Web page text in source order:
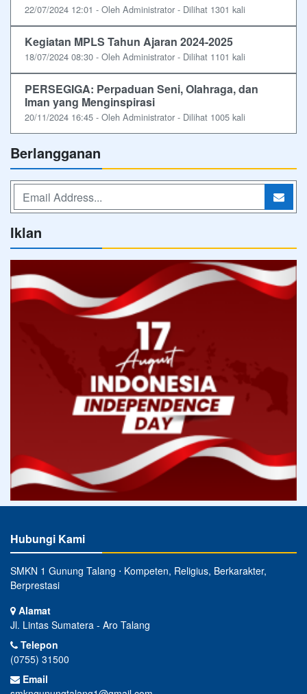
22/07/2024 12:01 - Oleh Administrator - Dilihat 1301 kali
Kegiatan MPLS Tahun Ajaran 2024-2025
18/07/2024 08:30 - Oleh Administrator - Dilihat 1101 kali
PERSEGIGA: Perpaduan Seni, Olahraga, dan
Iman yang Menginspirasi
20/11/2024 16:45 - Oleh Administrator - Dilihat 1005 kali
Berlangganan
Iklan
Hubungi Kami
SMKN 1 Gunung Talang ⋅ Kompeten, Religius, Berkarakter,
Berprestasi
Alamat
Jl. Lintas Sumatera - Aro Talang
Telepon
(0755) 31500
Email